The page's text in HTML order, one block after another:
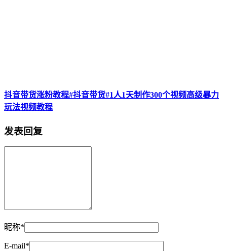
抖音带货涨粉教程#抖音带货#1人1天制作300个视频高级暴力
玩法视频教程
发表回复
昵称*
E-mail*